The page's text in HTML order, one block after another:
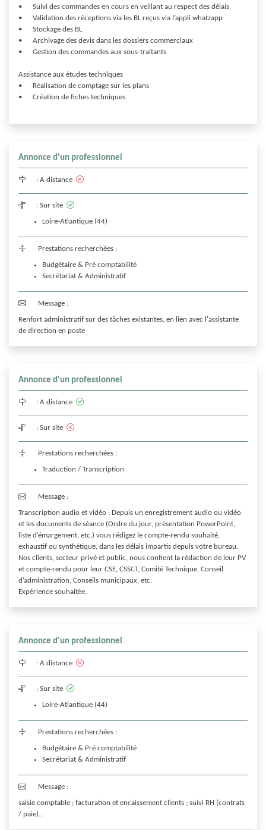
•	Suivi des commandes en cours en veillant au respect des délais
•	Validation des réceptions via les BL reçus via l’appli whatzapp
•	Stockage des BL
•	Archivage des devis dans les dossiers commerciaux
•	Gestion des commandes aux sous-traitants
Assistance aux études techniques
•	Réalisation de comptage sur les plans
•	Création de fiches techniques
Annonce d'un professionnel
: A distance
: Sur site
Loire-Atlantique (44)
Prestations recherchées :
Budgétaire & Pré comptabilité
Secrétariat & Administratif
Message :
Renfort administratif sur des tâches existantes, en lien avec l'assistante
de direction en poste
Annonce d'un professionnel
: A distance
: Sur site
Prestations recherchées :
Traduction / Transcription
Message :
Transcription audio et vidéo : Depuis un enregistrement audio ou vidéo
et les documents de séance (Ordre du jour, présentation PowerPoint,
liste d’émargement, etc.) vous rédigez le compte-rendu souhaité,
exhaustif ou synthétique, dans les délais impartis depuis votre bureau.
Nos clients, secteur privé et public, nous confient la rédaction de leur PV
et compte-rendu pour leur CSE, CSSCT, Comité Technique, Conseil
d’administration, Conseils municipaux, etc.
Expérience souhaitée.
Annonce d'un professionnel
: A distance
: Sur site
Loire-Atlantique (44)
Prestations recherchées :
Budgétaire & Pré comptabilité
Secrétariat & Administratif
Message :
saisie comptable ; facturation et encaissement clients ; suivi RH (contrats
/ paie)...